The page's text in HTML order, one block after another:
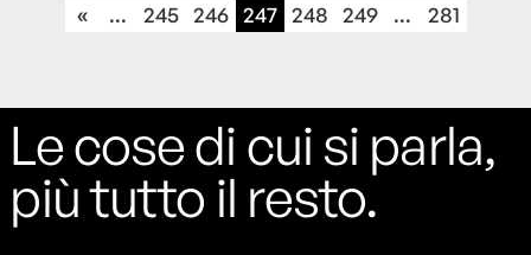
« ... 245 246 247 248 249 ... 281
Le cose di cui si parla,
più tutto il resto.